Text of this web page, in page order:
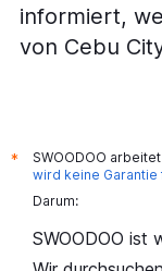
informiert,
von Cebu
*
SWOODOO
wird keine
Darum:
SWOODOO ist